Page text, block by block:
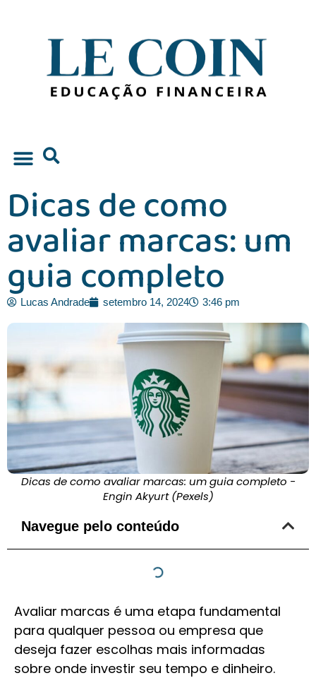
Dicas de como
avaliar marcas: um
guia completo
Lucas Andrade setembro 14, 2024 3:46 pm
Dicas de como avaliar marcas: um guia completo -
Engin Akyurt (Pexels)
Navegue pelo conteúdo
Avaliar marcas é uma etapa fundamental
para qualquer pessoa ou empresa que
deseja fazer escolhas mais informadas
sobre onde investir seu tempo e dinheiro.